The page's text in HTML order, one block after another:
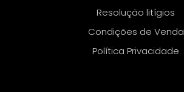
Resolução litígios
Condições de Venda
Política Privacidade